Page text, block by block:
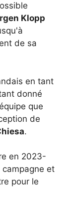
Klopp
de sa
en tant
donné
que
de
.
en 2023-
et
pour le